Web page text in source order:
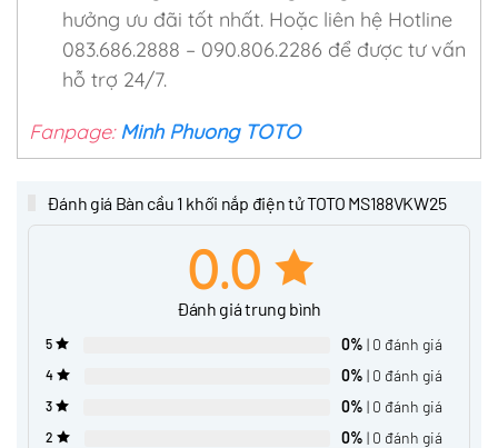
hưởng ưu đãi tốt nhất. Hoặc liên hệ Hotline
083.686.2888 – 090.806.2286 để được tư vấn
hỗ trợ 24/7.
Fanpage: Minh Phuong TOTO
Đánh giá Bàn cầu 1 khối nắp điện tử TOTO MS188VKW25
0.0
Đánh giá trung bình
5 0% | 0 đánh giá
4 0% | 0 đánh giá
3 0% | 0 đánh giá
2 0% | 0 đánh giá